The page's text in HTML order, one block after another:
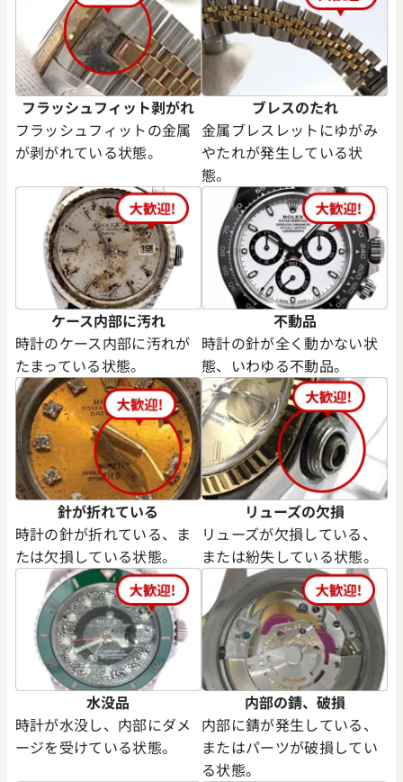
フラッシュフィット剥がれ
フラッシュフィットの金属
が剥がれている状態。
ブレスのたれ
金属ブレスレットにゆがみ
やたれが発生している状
態。
ケース内部に汚れ
時計のケース内部に汚れが
たまっている状態。
不動品
時計の針が全く動かない状
態、いわゆる不動品。
針が折れている
時計の針が折れている、ま
たは欠損している状態。
リューズの欠損
リューズが欠損している、
または紛失している状態。
水没品
時計が水没し、内部にダメ
ージを受けている状態。
内部の錆、破損
内部に錆が発生している、
またはパーツが破損してい
る状態。